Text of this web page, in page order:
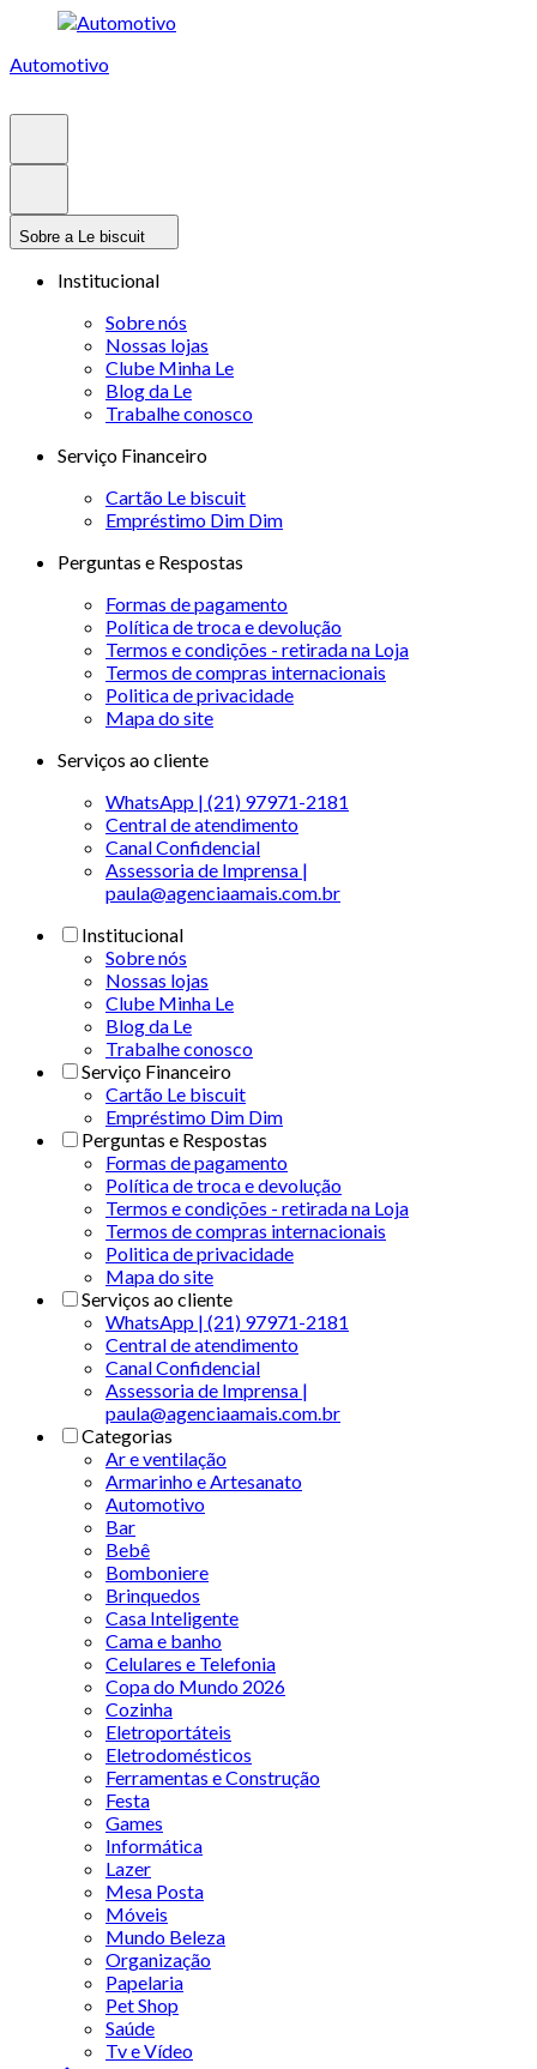
Automotivo
Sobre a Le biscuit
Institucional
Sobre nós
Nossas lojas
Clube Minha Le
Blog da Le
Trabalhe conosco
Serviço Financeiro
Cartão Le biscuit
Empréstimo Dim Dim
Perguntas e Respostas
Formas de pagamento
Política de troca e devolução
Termos e condições - retirada na Loja
Termos de compras internacionais
Politica de privacidade
Mapa do site
Serviços ao cliente
WhatsApp | (21) 97971-2181
Central de atendimento
Canal Confidencial
Assessoria de Imprensa |
paula@agenciaamais.com.br
Institucional
Sobre nós
Nossas lojas
Clube Minha Le
Blog da Le
Trabalhe conosco
Serviço Financeiro
Cartão Le biscuit
Empréstimo Dim Dim
Perguntas e Respostas
Formas de pagamento
Política de troca e devolução
Termos e condições - retirada na Loja
Termos de compras internacionais
Politica de privacidade
Mapa do site
Serviços ao cliente
WhatsApp | (21) 97971-2181
Central de atendimento
Canal Confidencial
Assessoria de Imprensa |
paula@agenciaamais.com.br
Categorias
Ar e ventilação
Armarinho e Artesanato
Automotivo
Bar
Bebê
Bomboniere
Brinquedos
Casa Inteligente
Cama e banho
Celulares e Telefonia
Copa do Mundo 2026
Cozinha
Eletroportáteis
Eletrodomésticos
Ferramentas e Construção
Festa
Games
Informática
Lazer
Mesa Posta
Móveis
Mundo Beleza
Organização
Papelaria
Pet Shop
Saúde
Tv e Vídeo